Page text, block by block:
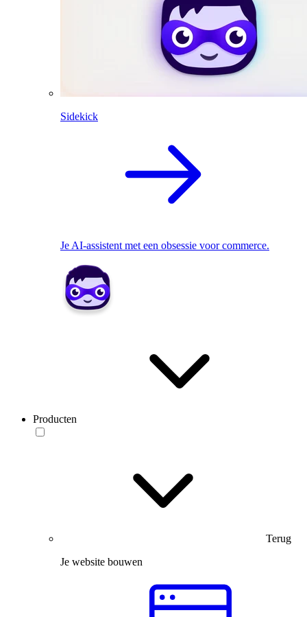
Sidekick
Je AI-assistent met een obsessie voor commerce.
Producten
Terug
Je website bouwen